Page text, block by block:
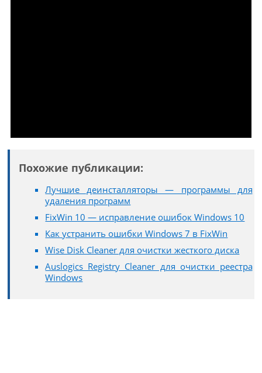
Похожие публикации:
Лучшие деинсталляторы — программы для
удаления программ
FixWin 10 — исправление ошибок Windows 10
Как устранить ошибки Windows 7 в FixWin
Wise Disk Cleaner для очистки жесткого диска
Auslogics Registry Cleaner для очистки реестра
Windows